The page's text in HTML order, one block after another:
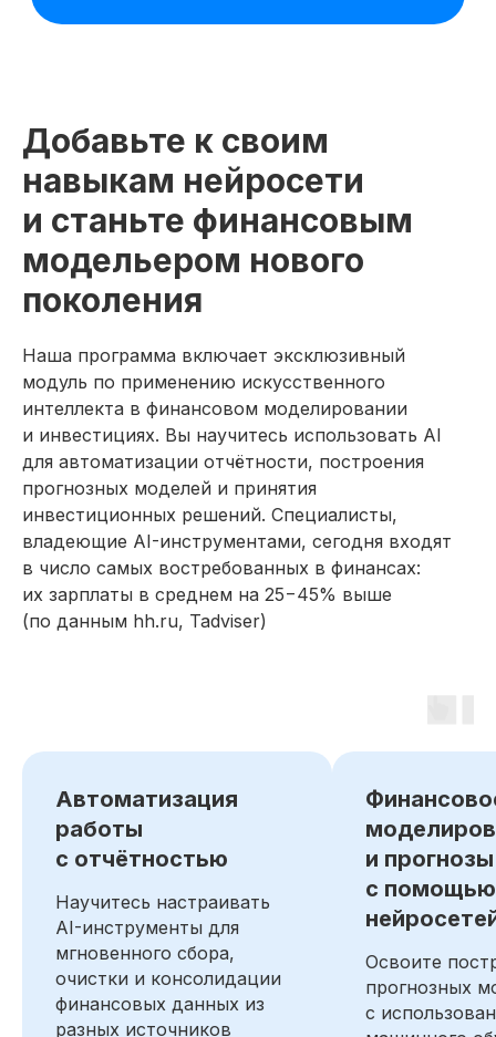
Добавьте к своим
навыкам нейросети
и станьте финансовым
модельером нового
поколения
Наша программа включает эксклюзивный
модуль по применению искусственного
интеллекта в финансовом моделировании
и инвестициях. Вы научитесь использовать AI
для автоматизации отчётности, построения
прогнозных моделей и принятия
инвестиционных решений. Специалисты,
владеющие AI-инструментами, сегодня входят
в число самых востребованных в финансах:
их зарплаты в среднем на 25−45% выше
(по данным hh.ru, Tadviser)
Автоматизация
работы
с отчётностью
Научитесь настраивать
AI-инструменты для
мгновенного сбора,
очистки и консолидации
финансовых данных из
разных источников
и прогнозы
с помощью
Освоите
прогнозных
с
Мои
Умение выявлять слабые места
в бизнесе, чтобы делать выводы
на основе фактов, а не догадок
Резюме
специалиста
по финансовому
моделированию
на основе дисконтированных
денежных потоков, учитывающих
специфику отрасли
Навык чтения, интерпретации
отчётов о прибыли или убытках,
балансов, отчётов о движении
Навык вычисления ключевых
* * , EBITDA
маржинальности
и крупных проектов